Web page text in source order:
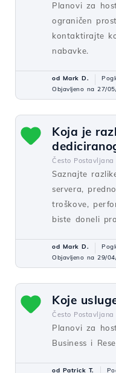
Planovi za
ograničen
kontaktirajte
nabavke.
od Mark D.
Objavljeno na 27/
Koja je
Često
Saznajte
servera,
troškove,
biste doneli
od Mark D.
Objavljeno na 29/
Koje
Često
Planovi za
Business i
od Patrick T.